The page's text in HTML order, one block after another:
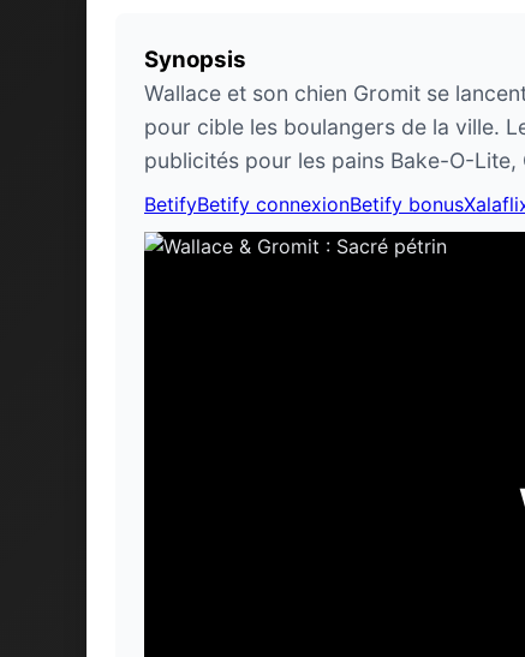
Synopsis
Wallace et son chien Gromit se
pour cible les boulangers de la ville.
publicités pour les pains Bake-O-
BetifyBetify connexionBetify bonus